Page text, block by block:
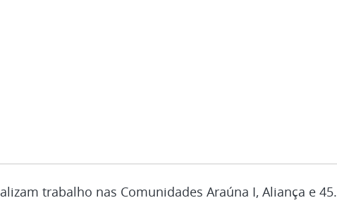
trabalho nas Comunidades Araúna I, Aliança e 45.